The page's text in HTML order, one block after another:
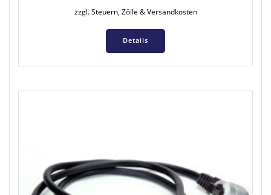
zzgl. Steuern, Zölle & Versandkosten
Details